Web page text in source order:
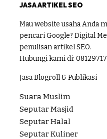
JASA ARTIKEL SEO
Mau website usaha Anda
pencari Google? Digital
penulisan artikel SEO.
Hubungi kami di:
Jasa Blogroll & Publikasi
Suara Muslim
Seputar Masjid
Seputar Halal
Seputar Kuliner